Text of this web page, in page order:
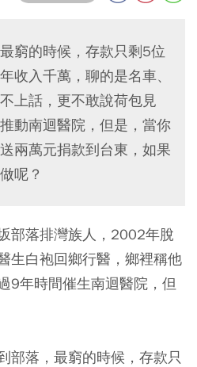
窮的時候，存款只剩5位
收入千萬，聊的是名車、
上話，更不敢說荷包見
動南迴醫院，但是，當你
兩萬元捐款到台東，如果
呢？
部落排灣族人，2002年脫
生白袍回鄉行醫，鄉裡稱他
9年時間催生南迴醫院，但
部落，最窮的時候，存款只